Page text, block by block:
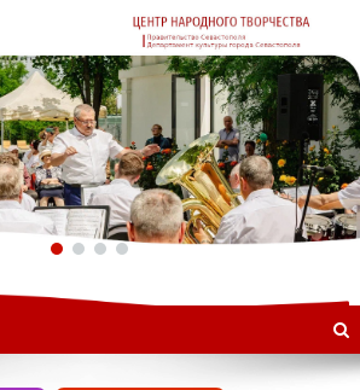
«ЦНТ» –
Центр
творчества